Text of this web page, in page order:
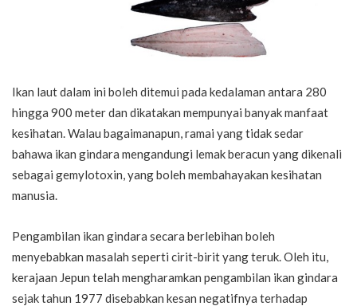
Ikan laut dalam ini boleh ditemui pada kedalaman antara 280
hingga 900 meter dan dikatakan mempunyai banyak manfaat
kesihatan. Walau bagaimanapun, ramai yang tidak sedar
bahawa ikan gindara mengandungi lemak beracun yang dikenali
sebagai gemylotoxin, yang boleh membahayakan kesihatan
manusia.
Pengambilan ikan gindara secara berlebihan boleh
menyebabkan masalah seperti cirit-birit yang teruk. Oleh itu,
kerajaan Jepun telah mengharamkan pengambilan ikan gindara
sejak tahun 1977 disebabkan kesan negatifnya terhadap